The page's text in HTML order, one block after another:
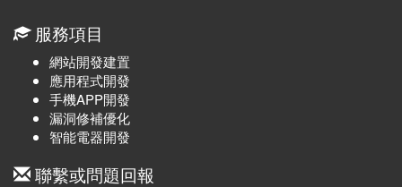
服務項目
網站開發建置
應用程式開發
手機APP開發
漏洞修補優化
智能電器開發
聯繫或問題回報